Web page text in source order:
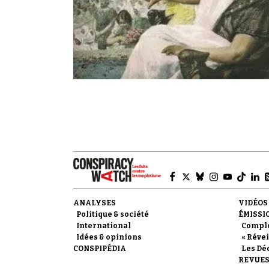
ANALYSES
Politique & société
International
Idées & opinions
CONSPIPÉDIA
VIDÉOS
«
Les